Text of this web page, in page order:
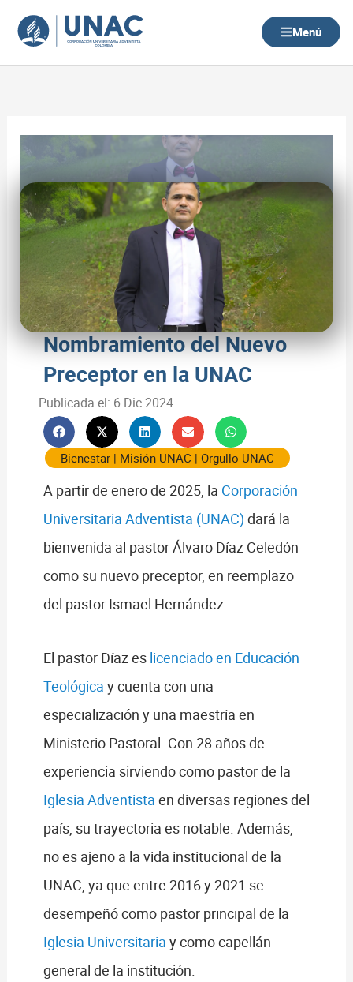
contenido
Menú
Nombramiento del Nuevo
Preceptor en la UNAC
Publicada el: 6 Dic 2024
Bienestar| Misión UNAC | Orgullo UNAC
A partir de enero de 2025, la Corporación
Universitaria Adventista (UNAC) dará la
bienvenida al pastor Álvaro Díaz Celedón
como su nuevo preceptor, en reemplazo
del pastor Ismael Hernández.
El pastor Díaz es licenciado en Educación
Teológica y cuenta con una
especialización y una maestría en
Ministerio Pastoral. Con 28 años de
experiencia sirviendo como pastor de la
Iglesia Adventista en diversas regiones del
país, su trayectoria es notable. Además,
no es ajeno a la vida institucional de la
UNAC, ya que entre 2016 y 2021 se
desempeñó como pastor principal de la
Iglesia Universitaria y como capellán
general de la institución.